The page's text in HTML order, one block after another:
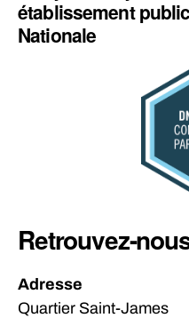
établissement
Nationale
Retrouvez-
Adresse
Quartier Saint-James